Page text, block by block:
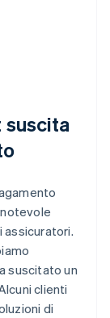
suscita
assicuratori.
suscitato un
clienti
di